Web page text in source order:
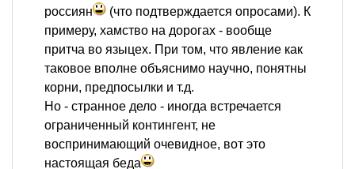
россиян
(что подтверждается опросами). К
примеру, хамство на дорогах - вообще
притча во языцех. При том, что явление как
таковое вполне объяснимо научно, понятны
корни, предпосылки и т.д.
Но - странное дело - иногда встречается
ограниченный контингент, не
воспринимающий очевидное, вот это
настоящая беда